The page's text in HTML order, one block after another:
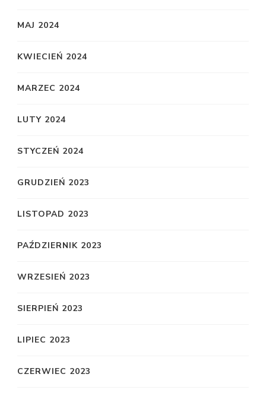
MAJ 2024
KWIECIEŃ 2024
MARZEC 2024
LUTY 2024
STYCZEŃ 2024
GRUDZIEŃ 2023
LISTOPAD 2023
PAŹDZIERNIK 2023
WRZESIEŃ 2023
SIERPIEŃ 2023
LIPIEC 2023
CZERWIEC 2023